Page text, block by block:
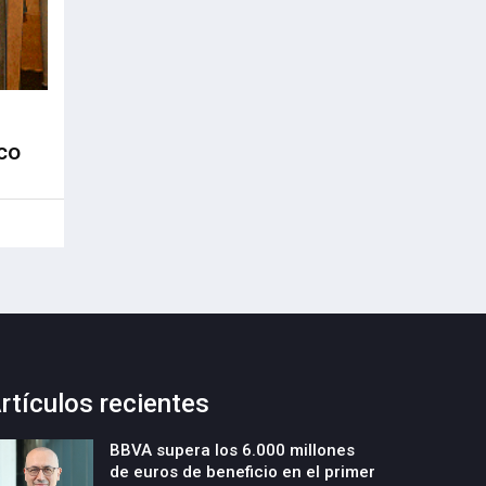
recientes
BBVA supera los 6.000 millones
de euros de beneficio en el primer